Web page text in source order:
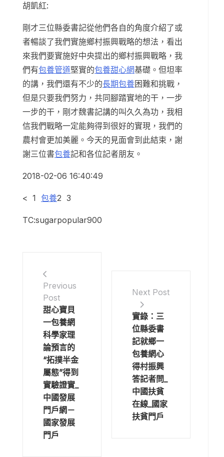
胡凱紅:
剛才三位縣委書記從他們各自的角度介紹了或
者暢談了我們實施鄉村振興戰略的想法，看出
來我們要實施好中央提出的鄉村振興戰略，我
們有包養管道堅實的包養甜心網基礎。但坦率
的講，我們還有不少的長期包養困難和挑戰，
但是只要我們努力，共同腳踏實地的干，一步
一步的干，剛才魏書記講的叫久久為功，我相
信我們戰略一定能夠得到很好的實現，我們的
農村會更加美麗。今天的見面會到此結束，謝
謝三位書包養記和各位記者朋友。
2018-02-06 16:40:49
< 1 包養2 3
TC:sugarpopular900
Previous
Post
甜心寶貝
一包養網
科學家理
論預言的
“拓撲半金
屬態”得到
實驗證實_
中國發展
門戶網－
國家發展
門戶
Next Post
實錄：三
位縣委書
記就鄉一
包養網心
得村振興
答記者問_
中國扶貧
在線_國家
扶貧門戶